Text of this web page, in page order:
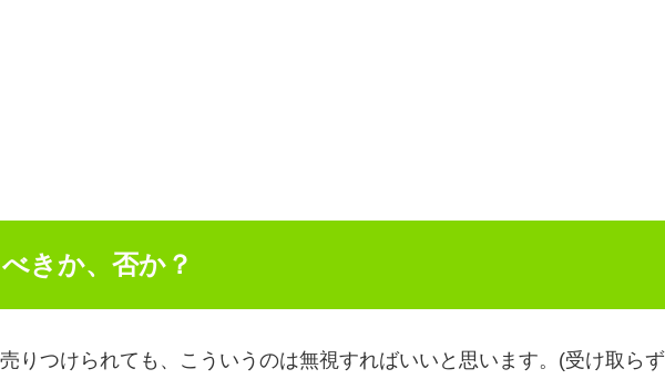
きか、否か？
りつけられても、こういうのは無視すればいいと思います。(受け取らず